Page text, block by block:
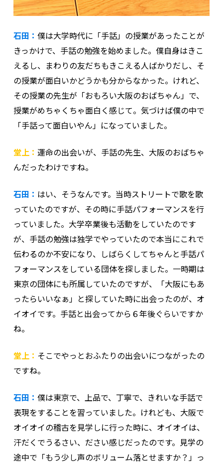
石田： 僕は大学時代に「手話」の授業があったことが
きっかけで、手話の勉強を始めました。僕自身はきこ
えるし、まわりの友だちもきこえる人ばかりだし、そ
の授業が面白いかどうかも分からなかった。けれど、
その授業の先生が「おもろい大阪のおばちゃん」で、
授業がめちゃくちゃ面白く感じて。気づけば僕の中で
「手話って面白いやん」になっていました。
堂上： 運命の出会いが、手話の先生、大阪のおばちゃ
んだったわけですね。
石田： はい、そうなんです。当時ストリートで歌を歌
っていたのですが、その時に手話パフォーマンスを行
っていました。大学卒業後も活動をしていたのです
が、手話の勉強は独学でやっていたので本当にこれで
伝わるのか不安になり、しばらくしてちゃんと手話パ
フォーマンスをしている団体を探しました。一時期は
東京の団体にも所属していたのですが、「大阪にもあ
ったらいいなぁ」と探していた時に出会ったのが、オ
イオイです。手話と出会ってから６年後ぐらいですか
ね。
堂上： そこでやっとおふたりの出会いにつながったの
ですね。
石田： 僕は東京で、上品で、丁寧で、きれいな手話で
表現をすることを習っていました。けれども、大阪で
オイオイの稽古を見学しに行った時に、オイオイは、
汗だくでうるさい、ださい感じだったのです。見学の
途中で「もう少し声のボリューム落とせますか？」っ